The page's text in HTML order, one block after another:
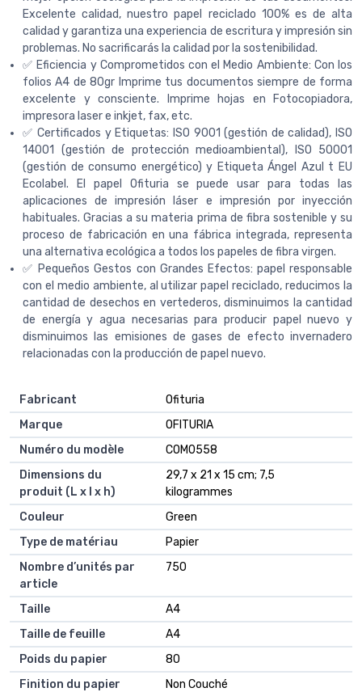
Excelente calidad, nuestro papel reciclado 100% es de alta
calidad y garantiza una experiencia de escritura y impresión sin
problemas. No sacrificarás la calidad por la sostenibilidad.
✅ Eficiencia y Comprometidos con el Medio Ambiente: Con los
folios A4 de 80gr Imprime tus documentos siempre de forma
excelente y consciente. Imprime hojas en Fotocopiadora,
impresora laser e inkjet, fax, etc.
✅ Certificados y Etiquetas: ISO 9001 (gestión de calidad), ISO
14001 (gestión de protección medioambiental), ISO 50001
(gestión de consumo energético) y Etiqueta Ángel Azul t EU
Ecolabel. El papel Ofituria se puede usar para todas las
aplicaciones de impresión láser e impresión por inyección
habituales. Gracias a su materia prima de fibra sostenible y su
proceso de fabricación en una fábrica integrada, representa
una alternativa ecológica a todos los papeles de fibra virgen.
✅ Pequeños Gestos con Grandes Efectos: papel responsable
con el medio ambiente, al utilizar papel reciclado, reducimos la
cantidad de desechos en vertederos, disminuimos la cantidad
de energía y agua necesarias para producir papel nuevo y
disminuimos las emisiones de gases de efecto invernadero
relacionadas con la producción de papel nuevo.
Fabricant
‎Ofituria
Marque
‎OFITURIA
Numéro du modèle
‎COM0558
Dimensions du
produit (L x l x h)
‎29,7 x 21 x 15 cm; 7,5
kilogrammes
Couleur
‎Green
Type de matériau
‎Papier
Nombre d’unités par
article
‎750
Taille
‎A4
Taille de feuille
‎A4
Poids du papier
‎80
Finition du papier
‎Non Couché